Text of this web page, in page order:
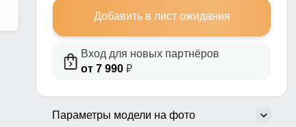
Добавить в лист ожидания
Вход для новых партнёров
от 7 990 ₽
Параметры модели на фото